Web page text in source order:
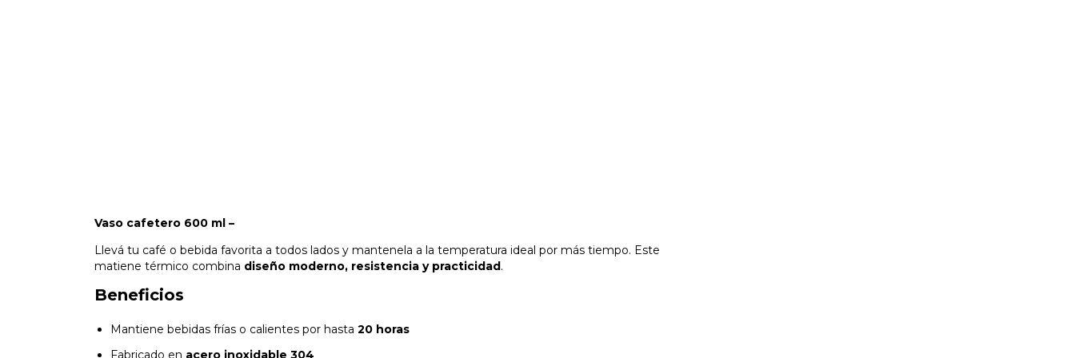
Vaso cafetero 600 ml –
Llevá tu café o bebida favorita a todos lados y mantenela a la temperatura ideal por más tiempo. Este
matiene térmico combina diseño moderno, resistencia y practicidad.
Beneficios
Mantiene bebidas frías o calientes por hasta 20 horas
Fabricado en acero inoxidable 304